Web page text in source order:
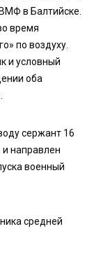
в Балтийске.
время
по воздуху.
и условный
оба
сержант 16
направлен
военный
средней